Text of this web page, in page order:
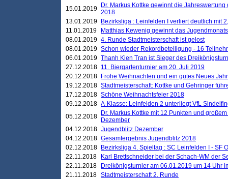
15.01.2019
Dr. Markus Kottke gewinnt die
2018
13.01.2019
Bezirksliga : Leinfelden I verliert deutlich mit
11.01.2019
Matthias Kewenig gewinnt das
08.01.2019 4. Runde Stadtmeisterschaft ist gelost
08.01.2019 Schon wieder Rekordbeteiligung - 16
06.01.2019 Thanh Kien Tran ist Sieger des
27.12.2018 11. Biergartenturnier am 20. Juli 2019
20.12.2018
Frohe Weihnachten und ein gutes Neues
19.12.2018 Stadtmeisterschaft: Kottke und Gehringer
17.12.2018 Schöne Weihnachtsfeier 2018
09.12.2018 A-Klasse: Leinfelden 2 unterliegt VfL
05.12.2018
Dr. Markus Kottke mit 12 Punkten und
Dezember
04.12.2018 Jugendblitz Dezember
04.12.2018 Gesamtergebnis Jugendblitz 2018
02.12.2018
Bezirksliga 4. Spieltag : SC Leinfelden I - SF
22.11.2018
Karl Brettschneider bei der Schach-WM der
22.11.2018
Dreikönigsturnier am 06.01.2019 um 14 Uhr
21.11.2018 Stadtmeisterschaft 2. Runde